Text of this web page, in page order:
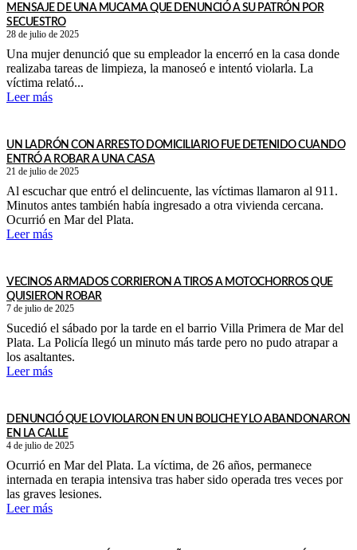
MENSAJE DE UNA MUCAMA QUE DENUNCIÓ A SU PATRÓN POR
SECUESTRO
28 de julio de 2025
Una mujer denunció que su empleador la encerró en la casa donde
realizaba tareas de limpieza, la manoseó e intentó violarla. La
víctima relató...
Leer más
UN LADRÓN CON ARRESTO DOMICILIARIO FUE DETENIDO CUANDO
ENTRÓ A ROBAR A UNA CASA
21 de julio de 2025
Al escuchar que entró el delincuente, las víctimas llamaron al 911.
Minutos antes también había ingresado a otra vivienda cercana.
Ocurrió en Mar del Plata.
Leer más
VECINOS ARMADOS CORRIERON A TIROS A MOTOCHORROS QUE
QUISIERON ROBAR
7 de julio de 2025
Sucedió el sábado por la tarde en el barrio Villa Primera de Mar del
Plata. La Policía llegó un minuto más tarde pero no pudo atrapar a
los asaltantes.
Leer más
DENUNCIÓ QUE LO VIOLARON EN UN BOLICHE Y LO ABANDONARON
EN LA CALLE
4 de julio de 2025
Ocurrió en Mar del Plata. La víctima, de 26 años, permanece
internada en terapia intensiva tras haber sido operada tres veces por
las graves lesiones.
Leer más